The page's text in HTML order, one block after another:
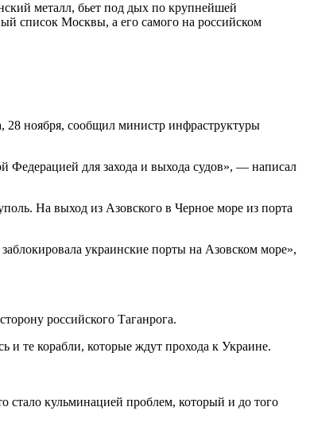
металл, бьет под дых по крупнейшей
список Москвы, а его самого на российском
28 ноября, сообщил министр инфраструктуры
Федерацией для захода и выхода судов», — написал
На выход из Азовского в Черное море из порта
украинские порты на Азовском море»,
российского Таганрога.
и те корабли, которые ждут прохода к Украине.
стало кульминацией проблем, который и до того